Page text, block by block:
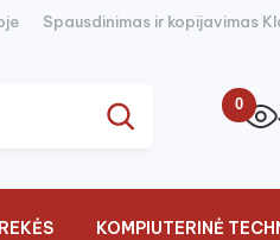
Spausdinimas ir kopijavimas
0
KOMPIUTERINĖ